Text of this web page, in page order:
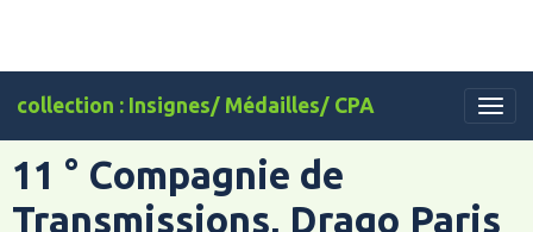
collection : Insignes/ Médailles/ CPA
11 ° Compagnie de
Transmissions, Drago Paris